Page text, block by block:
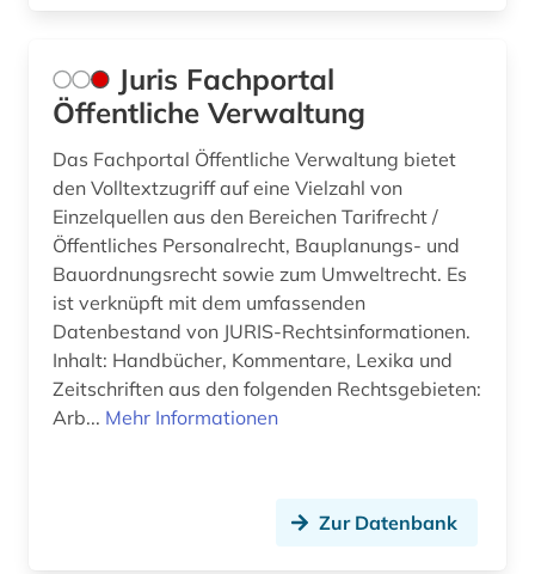
Juris Fachportal
Öffentliche Verwaltung
Das Fachportal Öffentliche Verwaltung bietet
den Volltextzugriff auf eine Vielzahl von
Einzelquellen aus den Bereichen Tarifrecht /
Öffentliches Personalrecht, Bauplanungs- und
Bauordnungsrecht sowie zum Umweltrecht. Es
ist verknüpft mit dem umfassenden
Datenbestand von JURIS-Rechtsinformationen.
Inhalt: Handbücher, Kommentare, Lexika und
Zeitschriften aus den folgenden Rechtsgebieten:
Arb... Mehr Informationen
Zur Datenbank